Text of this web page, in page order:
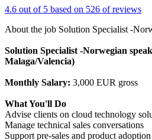
4.6 out of 5 based on 526 of reviews
About the job Solution Specialist -
Solution Specialist -Norwegian
Malaga/Valencia)
Monthly Salary: 3,000 EUR gross
What You'll Do
Advise clients on cloud technology
Manage technical sales conversations
Support pre-sales and product adoption